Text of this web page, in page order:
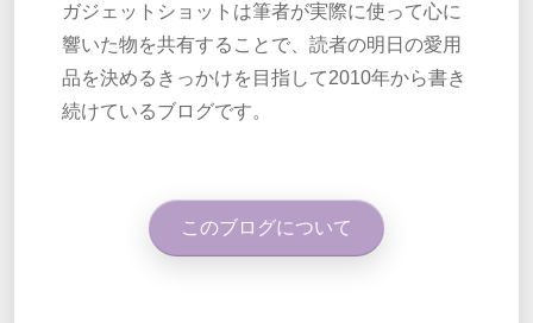
ガジェットショットは筆者が実際に使って心に
響いた物を共有することで、読者の明日の愛用
品を決めるきっかけを目指して2010年から書き
続けているブログです。
このブログについて